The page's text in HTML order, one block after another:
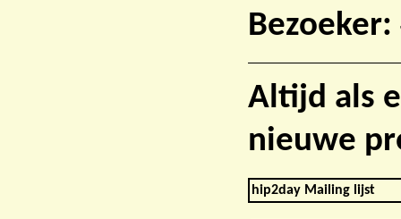
Altijd als
nieuwe
hip2day Mailing lijst